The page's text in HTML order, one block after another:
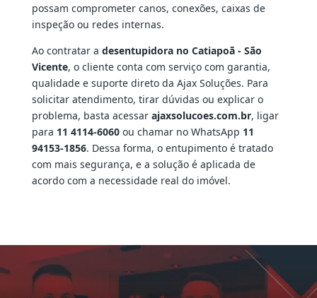
possam comprometer canos, conexões, caixas de
inspeção ou redes internas.
Ao contratar a desentupidora no Catiapoã - São
Vicente, o cliente conta com serviço com garantia,
qualidade e suporte direto da Ajax Soluções. Para
solicitar atendimento, tirar dúvidas ou explicar o
problema, basta acessar ajaxsolucoes.com.br, ligar
para 11 4114-6060ou chamar no WhatsApp 11
94153-1856. Dessa forma, o entupimento é tratado
com mais segurança, e a solução é aplicada de
acordo com a necessidade real do imóvel.